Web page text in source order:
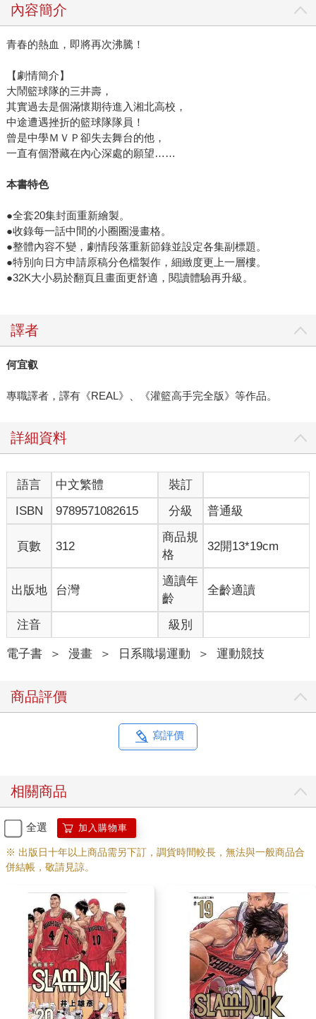
內容簡介
青春的熱血，即將再次沸騰！
【劇情簡介】
大鬧籃球隊的三井壽，
其實過去是個滿懷期待進入湘北高校，
中途遭遇挫折的籃球隊隊員！
曾是中學ＭＶＰ卻失去舞台的他，
一直有個潛藏在內心深處的願望……
本書特色
●全套20集封面重新繪製。
●收錄每一話中間的小圈圈漫畫格。
●整體內容不變，劇情段落重新節錄並設定各集副標題。
●特別向日方申請原稿分色檔製作，細緻度更上一層樓。
●32K大小易於翻頁且畫面更舒適，閱讀體驗再升級。
譯者
何宜叡
專職譯者，譯有《REAL》、《灌籃高手完全版》等作品。
詳細資料
語言 中文繁體
裝訂
ISBN
9789571082615 分級 普通級
頁數 312
商品規
格
32開13*19cm
出版地 台灣
適讀年
齡
全齡適讀
注音 級別
電子書 ＞ 漫畫 ＞ 日系職場運動 ＞ 運動競技
商品評價
寫評價
相關商品
全選 加入購物車
※ 出版日十年以上商品需另下訂，調貨時間較長，無法與一般商品合
併結帳，敬請見諒。